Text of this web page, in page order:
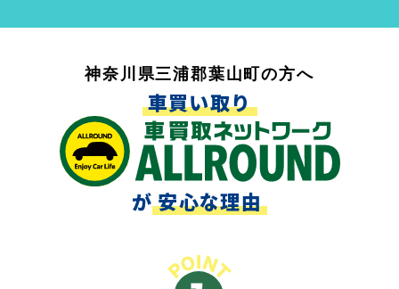
神奈川県三浦郡葉山町の方へ
車買い取り
が安心な理由